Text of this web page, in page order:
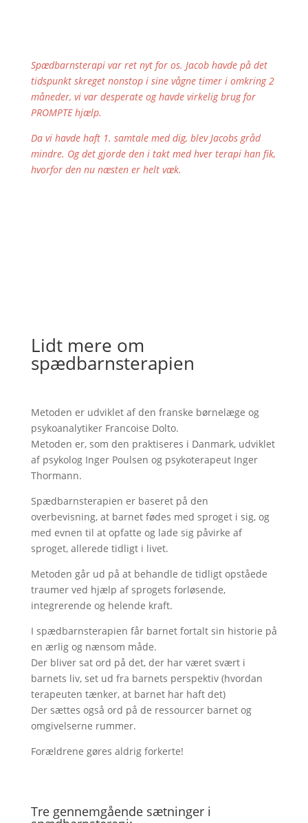
Spædbarnsterapi var ret nyt for os. Jacob havde på det
tidspunkt skreget nonstop i sine vågne timer i omkring 2
måneder, vi var desperate og havde virkelig brug for
PROMPTE hjælp.
Da vi havde haft 1. samtale med dig, blev Jacobs gråd
mindre. Og det gjorde den i takt med hver terapi han fik,
hvorfor den nu næsten er helt væk.
Lidt mere om
spædbarnsterapien
Metoden er udviklet af den franske børnelæge og
psykoanalytiker Francoise Dolto.
Metoden er, som den praktiseres i Danmark, udviklet
af psykolog Inger Poulsen og psykoterapeut Inger
Thormann.
Spædbarnsterapien er baseret på den
overbevisning, at barnet fødes med sproget i sig, og
med evnen til at opfatte og lade sig påvirke af
sproget, allerede tidligt i livet.
Metoden går ud på at behandle de tidligt opståede
traumer ved hjælp af sprogets forløsende,
integrerende og helende kraft.
I spædbarnsterapien får barnet fortalt sin historie på
en ærlig og nænsom måde.
Der bliver sat ord på det, der har været svært i
barnets liv, set ud fra barnets perspektiv (hvordan
terapeuten tænker, at barnet har haft det)
Der sættes også ord på de ressourcer barnet og
omgivelserne rummer.
Forældrene gøres aldrig forkerte!
Tre gennemgående sætninger i